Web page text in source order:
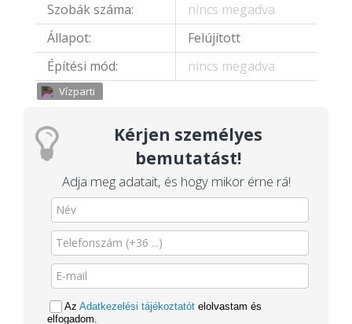
Szobák száma:
nincs megadva
Állapot:
Felújított
Építési mód:
nincs megadva
Vízparti
Kérjen személyes
bemutatást!
Adja meg adatait, és hogy mikor érne rá!
Az Adatkezelési tájékoztatót elolvastam és
elfogadom.